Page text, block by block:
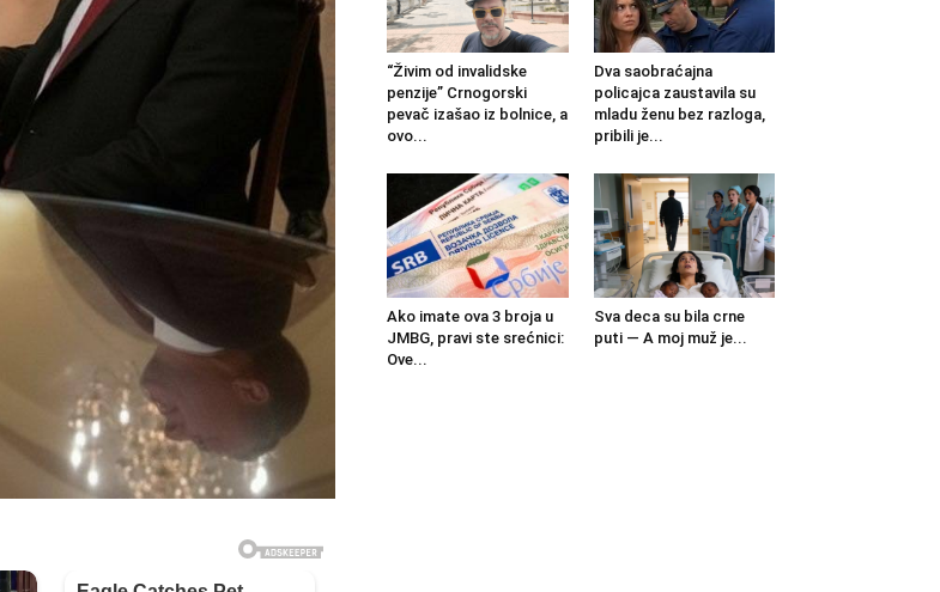
“Živim od invalidske
penzije” Crnogorski
pevač izašao iz bolnice, a
ovo...
Dva saobraćajna
policajca zaustavila su
mladu ženu bez razloga,
pribili je...
Ako imate ova 3 broja u
JMBG, pravi ste srećnici:
Ove...
Sva deca su bila crne
puti — A moj muž je...